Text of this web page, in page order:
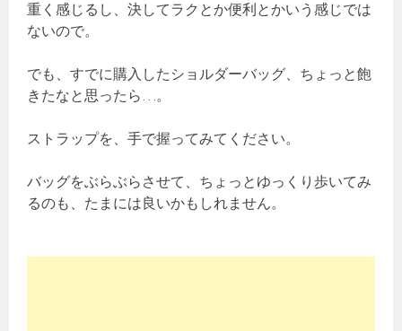
重く感じるし、決してラクとか便利とかいう感じでは
ないので。
でも、すでに購入したショルダーバッグ、ちょっと飽
きたなと思ったら…。
ストラップを、手で握ってみてください。
バッグをぶらぶらさせて、ちょっとゆっくり歩いてみ
るのも、たまには良いかもしれません。